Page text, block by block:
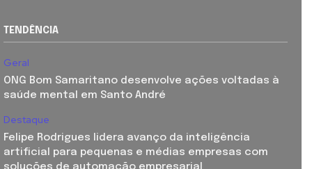
TENDÊNCIA
Geral
ONG Bom Samaritano desenvolve ações voltadas à
saúde mental em Santo André
Destaque
Felipe Rodrigues lidera avanço da inteligência
artificial para pequenas e médias empresas com